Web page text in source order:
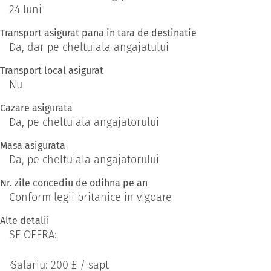
24 luni
Transport asigurat pana in tara de destinatie
Da, dar pe cheltuiala angajatului
Transport local asigurat
Nu
Cazare asigurata
Da, pe cheltuiala angajatorului
Masa asigurata
Da, pe cheltuiala angajatorului
Nr. zile concediu de odihna pe an
Conform legii britanice in vigoare
Alte detalii
SE OFERA:
·Salariu: 200 £ / sapt